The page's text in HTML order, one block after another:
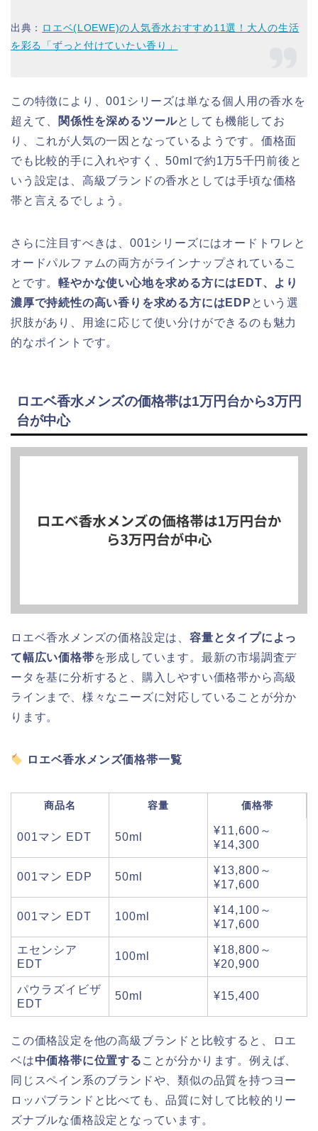
出典： ロエベ(LOEWE)の人気香水おすすめ11選！大人の生活
を彩る「ずっと付けていたい香り」
この特徴により、001シリーズは単なる個人用の香水を
超えて、
関係性を深めるツールとしても機能してお
り、これが人気の一因となっているようです。価格面
でも比較的手に入れやすく、50mlで約1万5千円前後と
いう設定は、高級ブランドの香水としては手頃な価格
帯と言えるでしょう。
さらに注目すべきは、001シリーズにはオードトワレと
オードパルファムの両方がラインナップされているこ
とです。軽やかな使い心地を求める方にはEDT、より
濃厚で持続性の高い香りを求める方にはEDP という選
択肢があり、用途に応じて使い分けができるのも魅力
的なポイントです。
ロエベ香水メンズの価格帯は1万円台から3万円
台が中心
ロエベ香水メンズの価格設定は、 容量とタイプによっ
て幅広い価格帯を形成しています。最新の市場調査デ
ータを基に分析すると、購入しやすい価格帯から高級
ラインまで、様々なニーズに対応していることが分か
ります。
ロエベ香水メンズ価格帯一覧
商品名 容量 価格帯
001マン EDT 50ml
¥11,600～
¥14,300
001マン EDP 50ml
¥13,800～
¥17,600
001マン EDT 100ml
¥14,100～
¥17,600
エセンシア
EDT
100ml
¥18,800～
¥20,900
パウラズイビザ
EDT
50ml ¥15,400
この価格設定を他の高級ブランドと比較すると、ロエ
ベは中価格帯に位置する ことが分かります。例えば、
同じスペイン系のブランドや、類似の品質を持つヨー
ロッパブランドと比べても、品質に対して比較的リー
ズナブルな価格設定となっています。